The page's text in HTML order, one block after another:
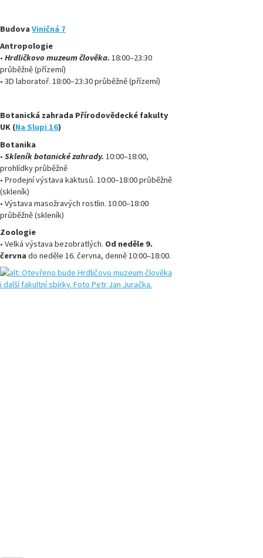
BudovaViničná 7
Antropologie
• Hrdličkovo muzeum člověka. 18:00–23:30
průběžně (přízemí)
• 3D laboratoř. 18:00–23:30 průběžně (přízemí)
Botanická zahrada Přírodovědecké fakulty
UK (Na Slupi 16)
Botanika
• Skleník botanické zahrady. 10:00–18:00,
prohlídky průběžně
• Prodejní výstava kaktusů. 10:00–18:00 průběžně
(skleník)
• Výstava masožravých rostlin. 10:00–18:00
průběžně (skleník)
Zoologie
• Velká výstava bezobratlých. Od neděle 9.
červnado neděle 16. června, denně 10:00–18:00.